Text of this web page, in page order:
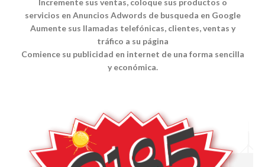
Incremente sus ventas, coloque sus productos o
servicios en Anuncios Adwords de busqueda en Google
Aumente sus llamadas telefónicas, clientes, ventas y
tráfico a su página
Comience su publicidad en internet de una forma sencilla
y económica.